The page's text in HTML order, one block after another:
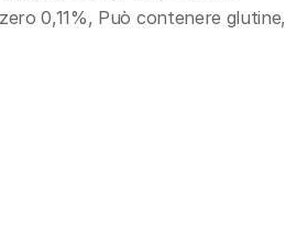
0,11%, Può contenere glutine,